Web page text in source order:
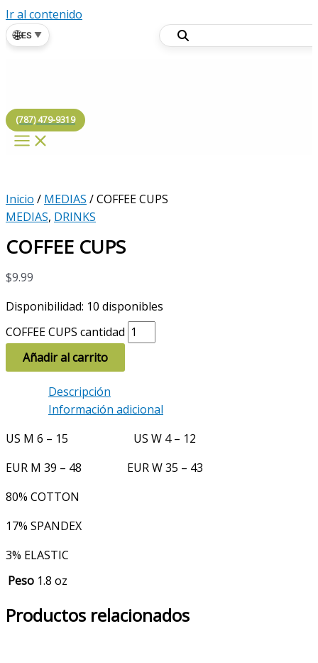
Ir al contenido
🌐ES ▼
(787) 479-9319
Inicio / MEDIAS / COFFEE CUPS
MEDIAS, DRINKS
COFFEE CUPS
$9.99
Disponibilidad: 10 disponibles
COFFEE CUPS cantidad
Añadir al carrito
Descripción
Información adicional
US M 6 – 15 US W 4 – 12
EUR M 39 – 48 EUR W 35 – 43
80% COTTON
17% SPANDEX
3% ELASTIC
Peso 1.8 oz
Productos relacionados